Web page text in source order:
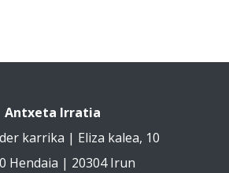
Antxeta Irratia
karrika | Eliza kalea, 10
Hendaia | 20304 Irun